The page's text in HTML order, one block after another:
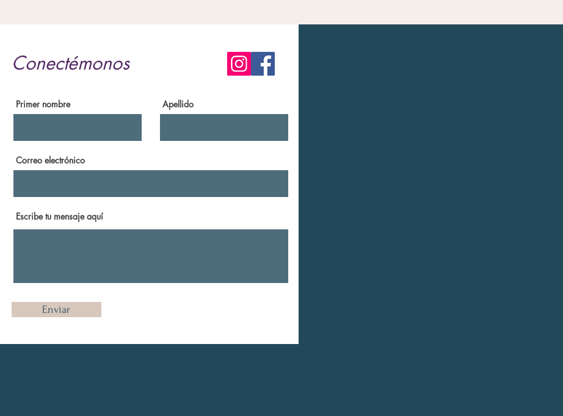
Conectémonos
Primer nombre Apellido
Correo electrónico
Escribe tu mensaje aquí
Enviar